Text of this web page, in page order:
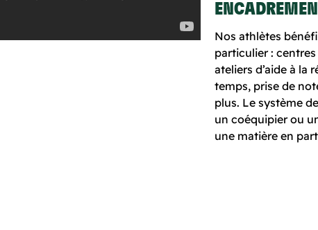
Nos athlètes
particulier :
ateliers d’aide à la
temps, prise de
plus. Le système
un coéquipier ou
une matière en